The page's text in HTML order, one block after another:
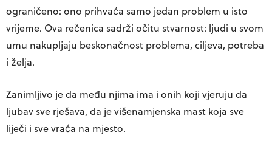
ograničeno: ono prihvaća samo jedan problem u isto
vrijeme. Ova rečenica sadrži očitu stvarnost: ljudi u svom
umu nakupljaju beskonačnost problema, ciljeva, potreba
i želja.
Zanimljivo je da među njima ima i onih koji vjeruju da
ljubav sve rješava, da je višenamjenska mast koja sve
liječi i sve vraća na mjesto.